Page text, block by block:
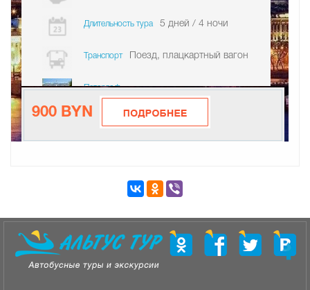
Длительность тура 5 дней / 4 ночи
Транспорт Поезд, плацкартный вагон
Петергоф
900 BYN